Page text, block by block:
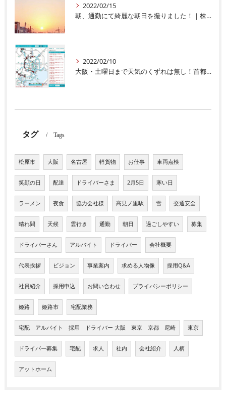
2022/02/15
朝、通勤にて綺麗な朝日を撮りました！｜株式会社豊輝ライン
2022/02/10
大阪・土曜日まで天気のくずれは無し！首都圏の交通機関・心配です｜株式会社豊輝ライン
タグ Tags
松原市 大阪 名古屋 軽貨物 お仕事 車両点検
笑顔の日 配達 ドライバーさま 2月5日 寒い日
ラーメン 夜食 協力会社様 高見ノ里駅 雪 交通安全
晴れ間 天候 雲行き 通勤 朝日 過ごしやすい 募集
ドライバーさん アルバイト ドライバー 会社概要
代表挨拶 ビジョン 事業案内 求める人物像 採用Q&A
社員紹介 採用申込 お問い合わせ プライバシーポリシー
姫路 姫路市 宅配業務
宅配 アルバイト 採用 ドライバー 大阪 東京 京都 尼崎 東京
ドライバー募集 宅配 求人 社内 会社紹介 人柄
アットホーム